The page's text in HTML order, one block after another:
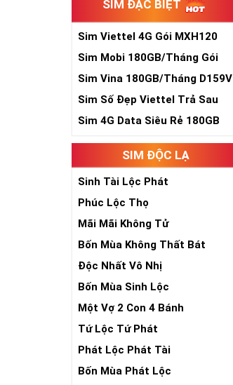
SIM ĐẶC BIỆT
Sim Viettel 4G Gói MXH120
Siêu Rẻ
Sim Mobi 180GB/Tháng Gói
TK159
Sim Vina 180GB/Tháng D159V
Sim Số Đẹp Viettel Trả Sau
Sim 4G Data Siêu Rẻ 180GB
SIM ĐỘC LẠ
Sinh Tài Lộc Phát
Phúc Lộc Thọ
Mãi Mãi Không Tử
Bốn Mùa Không Thất Bát
Độc Nhất Vô Nhị
Bốn Mùa Sinh Lộc
Một Vợ 2 Con 4 Bánh
Tứ Lộc Tứ Phát
Phát Lộc Phát Tài
Bốn Mùa Phát Lộc